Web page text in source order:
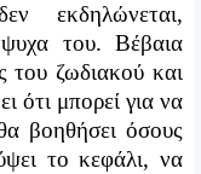
εκδηλώνεται,
του. Βέβαια
του ζωδιακού και
ότι μπορεί για να
βοηθήσει όσους
το κεφάλι, να